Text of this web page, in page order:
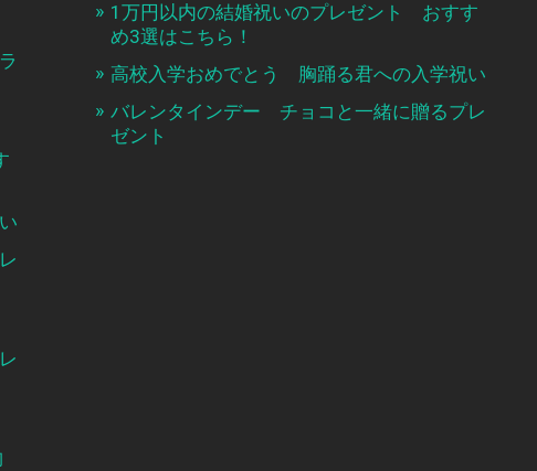
1万円以内の結婚祝いのプレゼント おすす
め3選はこちら！
高校入学おめでとう 胸踊る君への入学祝い
バレンタインデー チョコと一緒に贈るプレ
ゼント